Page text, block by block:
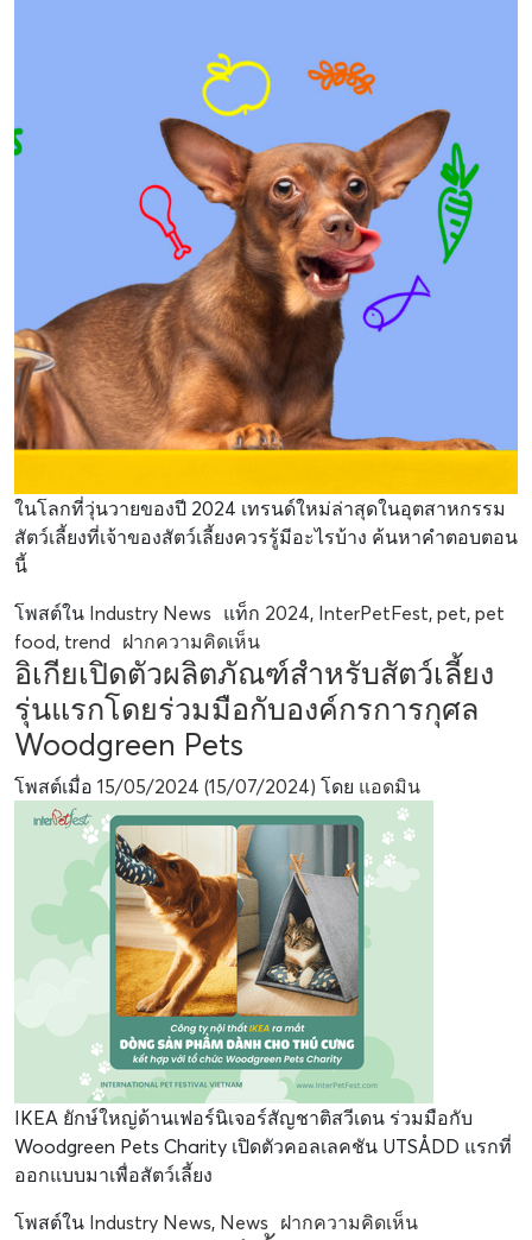
ในโลกที่วุ่นวายของปี 2024 เทรนด์ใหม่ล่าสุดในอุตสาหกรรม
สัตว์เลี้ยงที่เจ้าของสัตว์เลี้ยงควรรู้มีอะไรบ้าง ค้นหาคำตอบตอน
นี้
โพสต์ใน Industry News แท็ก 2024, InterPetFest, pet, pet
food, trend ฝากความคิดเห็น
อิเกียเปิดตัวผลิตภัณฑ์สำหรับสัตว์เลี้ยง
รุ่นแรกโดยร่วมมือกับองค์กรการกุศล
Woodgreen Pets
โพสต์เมื่อ 15/05/2024 (15/07/2024) โดย แอดมิน
IKEA ยักษ์ใหญ่ด้านเฟอร์นิเจอร์สัญชาติสวีเดน ร่วมมือกับ
Woodgreen Pets Charity เปิดตัวคอลเลคชัน UTSÅDD แรกที่
ออกแบบมาเพื่อสัตว์เลี้ยง
โพสต์ใน Industry News, News ฝากความคิดเห็น